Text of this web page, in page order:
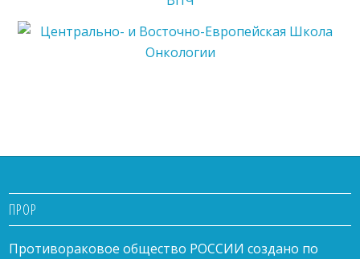
ПРОР
Противораковое общество РОССИИ создано по